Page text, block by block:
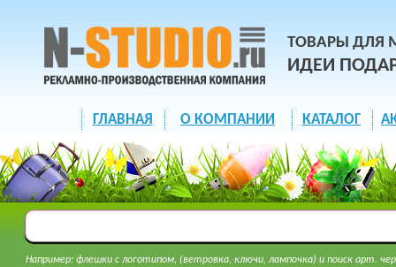
ТОВАРЫ ДЛЯ
ИДЕИ
ГЛАВНАЯ О КОМПАНИИ КАТАЛОГ
Например: флешки с логотипом, (ветровка, ключи, лампочка) и поиск арт.